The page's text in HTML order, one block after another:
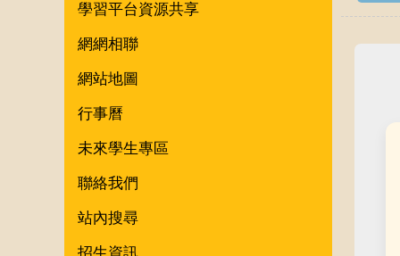
學習平台資源共享
網網相聯
網站地圖
行事曆
未來學生專區
聯絡我們
站內搜尋